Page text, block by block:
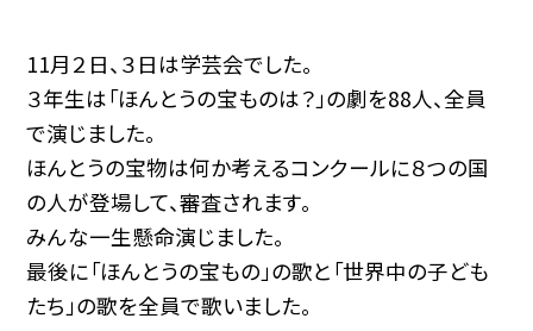
11月２日、３日は学芸会でした。
３年生は「ほんとうの宝ものは？」の劇を88人、全員
で演じました。
ほんとうの宝物は何か考えるコンクールに８つの国
の人が登場して、審査されます。
みんな一生懸命演じました。
最後に「ほんとうの宝もの」の歌と「世界中の子ども
たち」の歌を全員で歌いました。